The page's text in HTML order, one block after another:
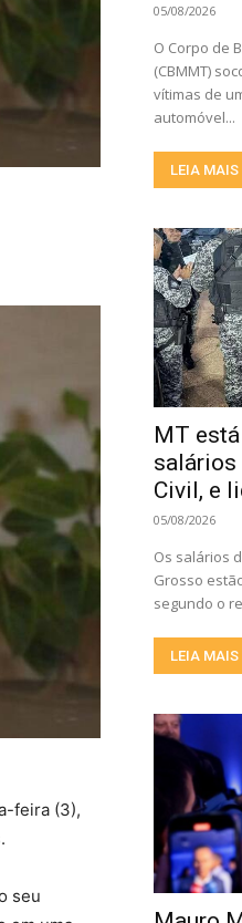
feira (3),
seu
05/08/2026
O Corpo de
(CBMMT)
vítimas de
automóvel...
LEIA MAIS
MT
Civil, e
05/08/2026
Os salários
Grosso
segundo o
LEIA MAIS